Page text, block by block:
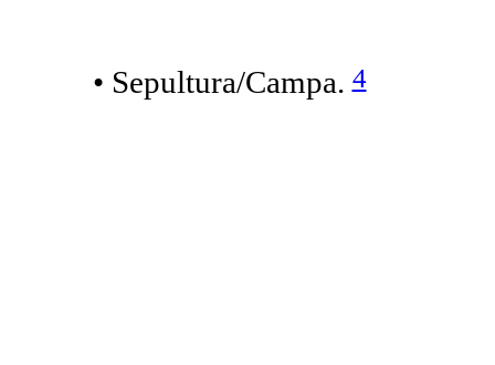
• Sepultura/Campa.4